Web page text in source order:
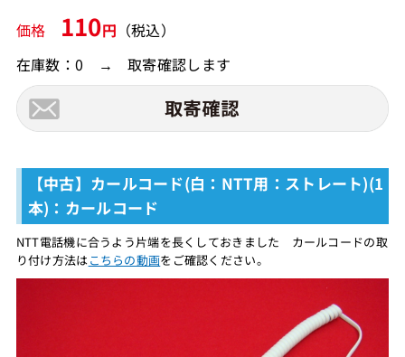
価格 110円 （税込）
在庫数：0 → 取寄確認します
【中古】カールコード(白：NTT用：ストレート)(1
本)：カールコード
NTT電話機に合うよう片端を長くしておきました カールコードの取
り付け方法はこちらの動画をご確認ください。